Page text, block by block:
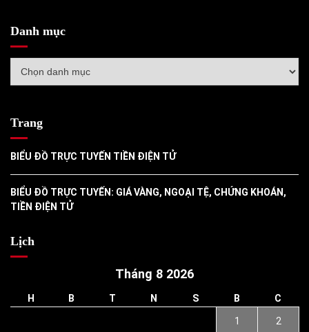
Danh mục
mục
Trang
BIỂU ĐỒ TRỰC TUYẾN TIỀN ĐIỆN TỬ
BIỂU ĐỒ TRỰC TUYẾN: GIÁ VÀNG, NGOẠI TỆ, CHỨNG KHOÁN,
TIỀN ĐIỆN TỬ
Lịch
Tháng 8 2026
H B T N S B C
1 2